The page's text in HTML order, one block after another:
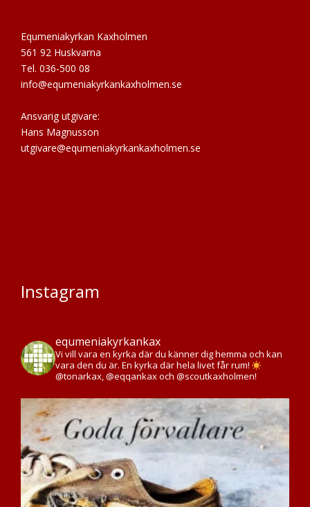
Equmeniakyrkan Kaxholmen
561 92 Huskvarna
Tel. 036-500 08
info@equmeniakyrkankaxholmen.se
Ansvarig utgivare:
Hans Magnusson
utgivare@equmeniakyrkankaxholmen.se
Instagram
equmeniakyrkankax
Vi vill vara en kyrka där du känner dig hemma och kan
vara den du är. En kyrka där hela livet får rum!
@tonarkax, @eqqankax och @scoutkaxholmen!